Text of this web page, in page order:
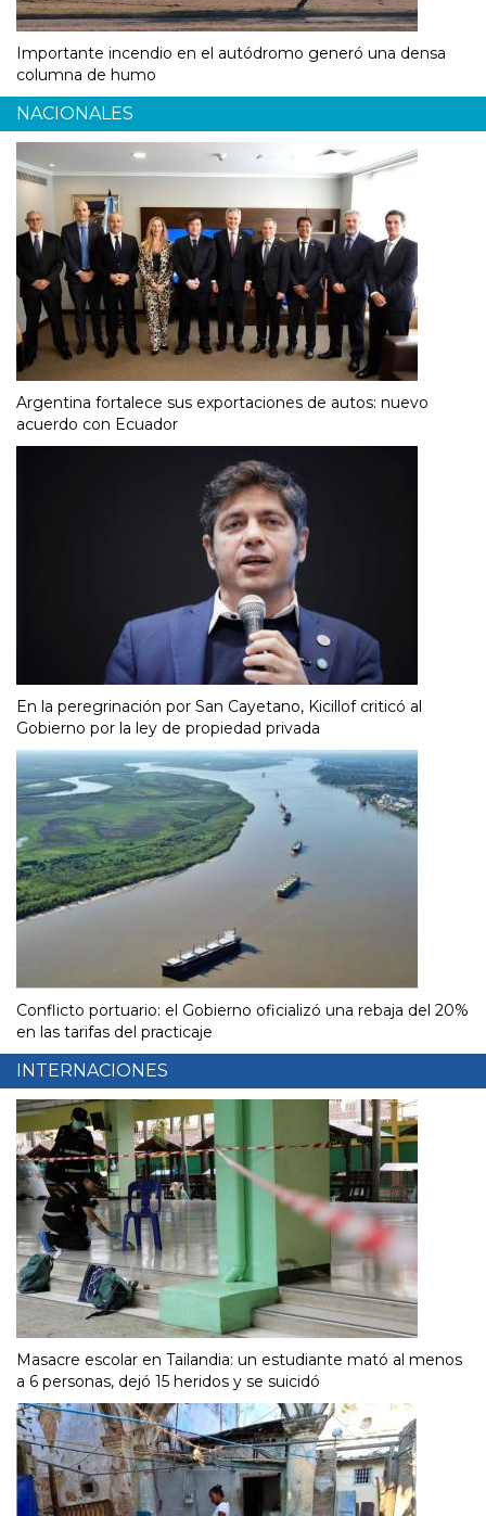
Importante incendio en el autódromo generó una densa
columna de humo
NACIONALES
Argentina fortalece sus exportaciones de autos: nuevo
acuerdo con Ecuador
En la peregrinación por San Cayetano, Kicillof criticó al
Gobierno por la ley de propiedad privada
Conflicto portuario: el Gobierno oficializó una rebaja del 20%
en las tarifas del practicaje
INTERNACIONES
Masacre escolar en Tailandia: un estudiante mató al menos
a 6 personas, dejó 15 heridos y se suicidó